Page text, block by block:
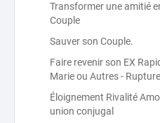
Transformer une amitié
Couple
Sauver son Couple.
Faire revenir son EX
Marie ou Autres -
Éloignement Rivalité
union conjugal